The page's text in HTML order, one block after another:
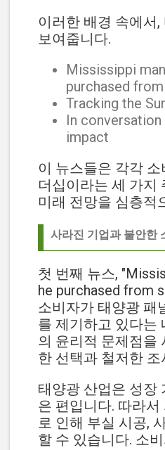
이러한 배경 속에서
보여줍니다.
Mississippi
purchased
Tracking the
In conversation
impact
이 뉴스들은 각각
더십이라는 세 가지
미래 전망을 심층적
사라진 기업과 불안한
첫 번째 뉴스,
he purchased from
소비자가 태양광 패
를 제기하고 있다는
의 윤리적 문제점을
한 선택과 철저한
태양광 산업은 성장
은 편입니다. 따라
로 인해 부실 시공,
할 수 있습니다. 소